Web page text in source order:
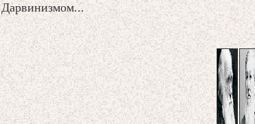
Дарвинизмом...